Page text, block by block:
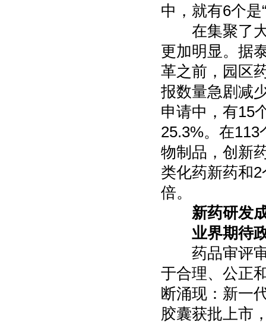
中，就有6个是
在集聚了大
更加明显。据
革之前，园区
报数量急剧减
申请中，有15
25.3%。在
物制品，创新
类化药新药和
倍。
新药研发成
业界期待政
药品审评审
于合理、公正
断涌现：新一
胶囊获批上市